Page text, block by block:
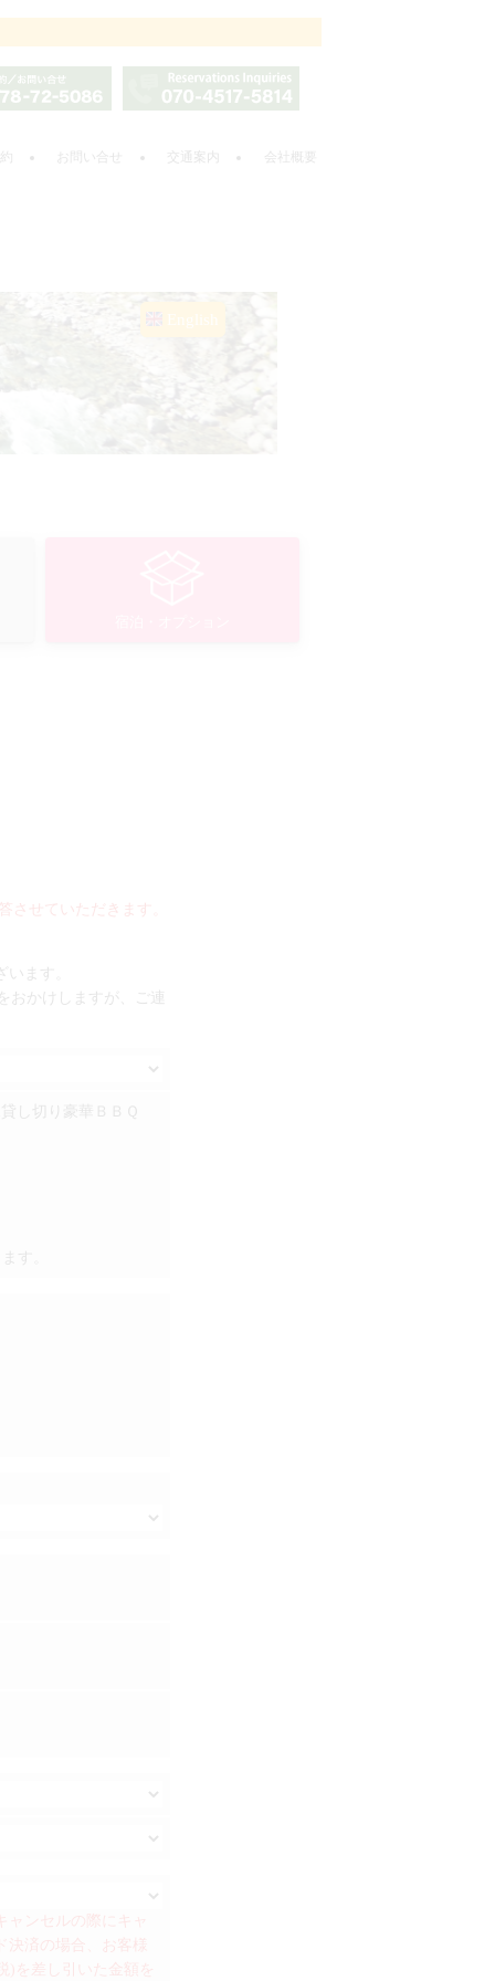
お問い合せ 交通案内 会社概要
English
せていただきます。
ます。
かけしますが、ご連
し切り豪華ＢＢＱ
ンセルの際にキャ
済の場合、お客様
)を差し引いた金額を